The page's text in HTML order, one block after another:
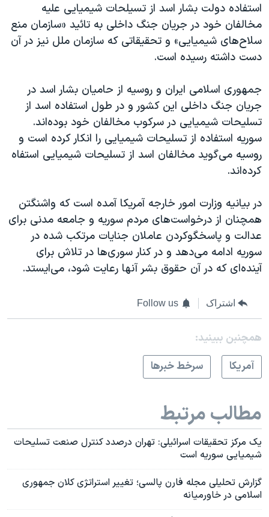
استفاده دولت بشار اسد از تسیلحات شیمیایی علیه
مخالفان خود در جریان جنگ داخلی به تائید «سازمان منع
سلاح‌های شیمیایی» و تحقیقاتی که سازمان ملل نیز در آن
دست داشته رسیده است.
جمهوری اسلامی ایران و روسیه از حامیان بشار اسد در
جریان جنگ داخلی این کشور و در طول استفاده اسد از
تسلیحات شیمیایی در سرکوب مخالفان خود بوده‌اند.
سوریه استفاده از تسلیحات شیمیایی را انکار کرده است و
روسیه می‌گوید مخالفان اسد از تسلیحات شیمیایی استفاه
کرده‌اند.
در بیانیه وزارت امور خارجه آمریکا آمده است که واشنگتن
همچنان از درخواست‌های مردم سوریه و جامعه مدنی برای
عدالت و پاسخگوکردن عاملان جنایات مرتکب شده در
سوریه ادامه می‌دهد و در کنار سوری‌ها در تلاش برای
آینده‌ای که در آن حقوق بشر آنها رعایت شود، می‌ایستد.
اشتراک Follow us
همچنبن ببینید:
آمريکا
سرخط خبرها
مطالب مرتبط
یک مرکز تحقیقات اسرائیلی: تهران درصدد کنترل صنعت تسلیحات
شیمیایی سوریه است
گزارش تحلیلی مجله فارن پالسی؛ تغییر استراتژی کلان جمهوری
اسلامی در خاورمیانه